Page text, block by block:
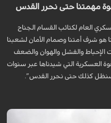
مهمتنا حتى نحرر القدس
العام لكتائب القسام الجناح
شرف أمتنا وصمام الأمان لشعبنا
الإحباط والفشل والهوان والضعف
العسكرية التي شيدناها عبر سنوات
وسنظل كذلك حتى نحرر القدس”.